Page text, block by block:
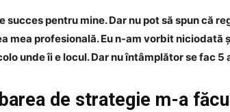
succes pentru mine. Dar nu pot să spun că
profesională. Eu n-am vorbit niciodată
unde îi e locul. Dar nu întâmplător se fac
de strategie m-a